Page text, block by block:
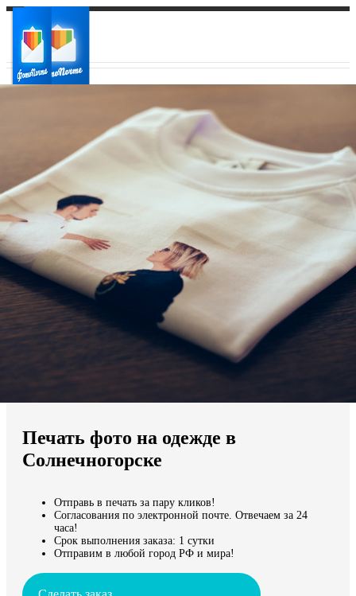
Ваш регион доставки
Выберите из списка:
Мы доставляем по всему миру
Продолжить без города
Печать фото на одежде в
Солнечногорске
Отправь в печать за пару кликов!
Согласования по электронной почте. Отвечаем за 24
часа!
Срок выполнения заказа: 1 сутки
Отправим в любой город РФ и мира!